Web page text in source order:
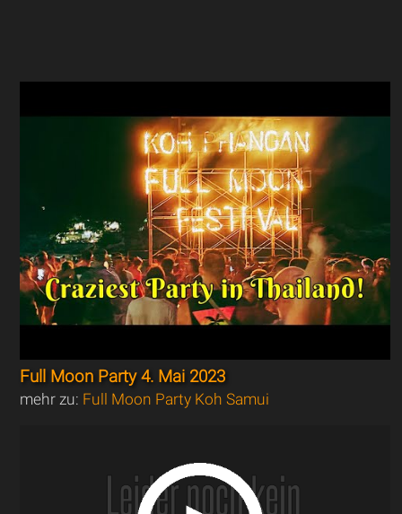
Full Moon Party 4. Mai 2023
mehr zu: Full Moon Party Koh Samui